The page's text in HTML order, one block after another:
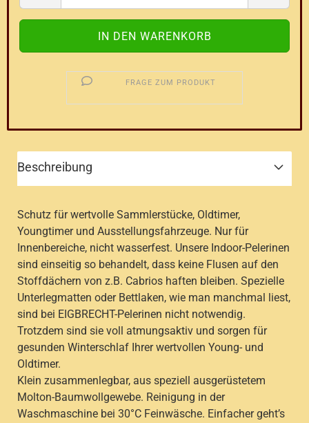
FRAGE ZUM PRODUKT
Beschreibung
Schutz für wertvolle Sammlerstücke, Oldtimer,
Youngtimer und Ausstellungsfahrzeuge. Nur für
Innenbereiche, nicht wasserfest. Unsere Indoor-Pelerinen
sind einseitig so behandelt, dass keine Flusen auf den
Stoffdächern von z.B. Cabrios haften bleiben. Spezielle
Unterlegmatten oder Bettlaken, wie man manchmal liest,
sind bei EIGBRECHT-Pelerinen nicht notwendig.
Trotzdem sind sie voll atmungsaktiv und sorgen für
gesunden Winterschlaf Ihrer wertvollen Young- und
Oldtimer.
Klein zusammenlegbar, aus speziell ausgerüstetem
Molton-Baumwollgewebe. Reinigung in der
Waschmaschine bei 30°C Feinwäsche. Einfacher geht’s